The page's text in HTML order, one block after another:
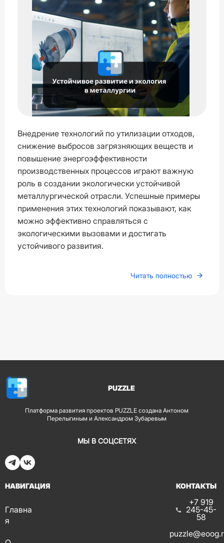
Внедрение технологий по утилизации отходов,
снижение выбросов загрязняющих веществ и
повышение энергоэффективности
производственных процессов играют важную
роль в создании экологически устойчивой
металлургической отрасли. Успешные примеры
применения этих технологий показывают, как
можно эффективно справляться с
экологическими вызовами и достигать
устойчивого развития.
Читать полностью
PUZZLE
Платформа развития проектов PUZZLE создана Антоном
Перелыгиным и Александром Зубаревым
МЫ В СОЦСЕТЯХ
НАВИГАЦИЯ
Главна
я
КОНТАКТЫ
+7 919
245-45-
58